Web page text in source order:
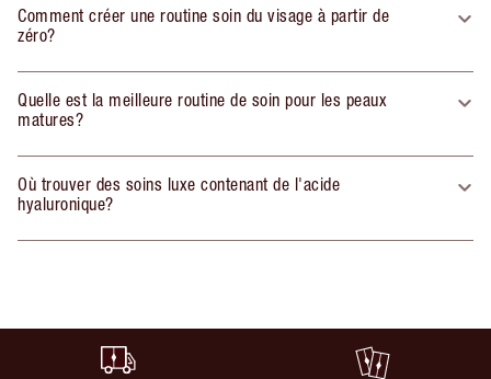
Comment créer une routine soin du visage à partir de
zéro?
Quelle est la meilleure routine de soin pour les peaux
matures?
Où trouver des soins luxe contenant de l'acide
hyaluronique?